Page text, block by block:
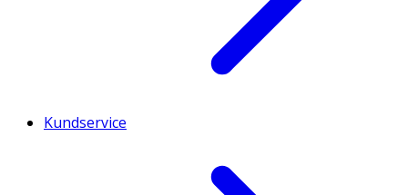
Kundservice